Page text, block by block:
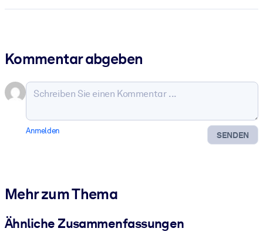
Kommentar abgeben
SENDEN
Anmelden
Mehr zum Thema
Ähnliche Zusammenfassungen